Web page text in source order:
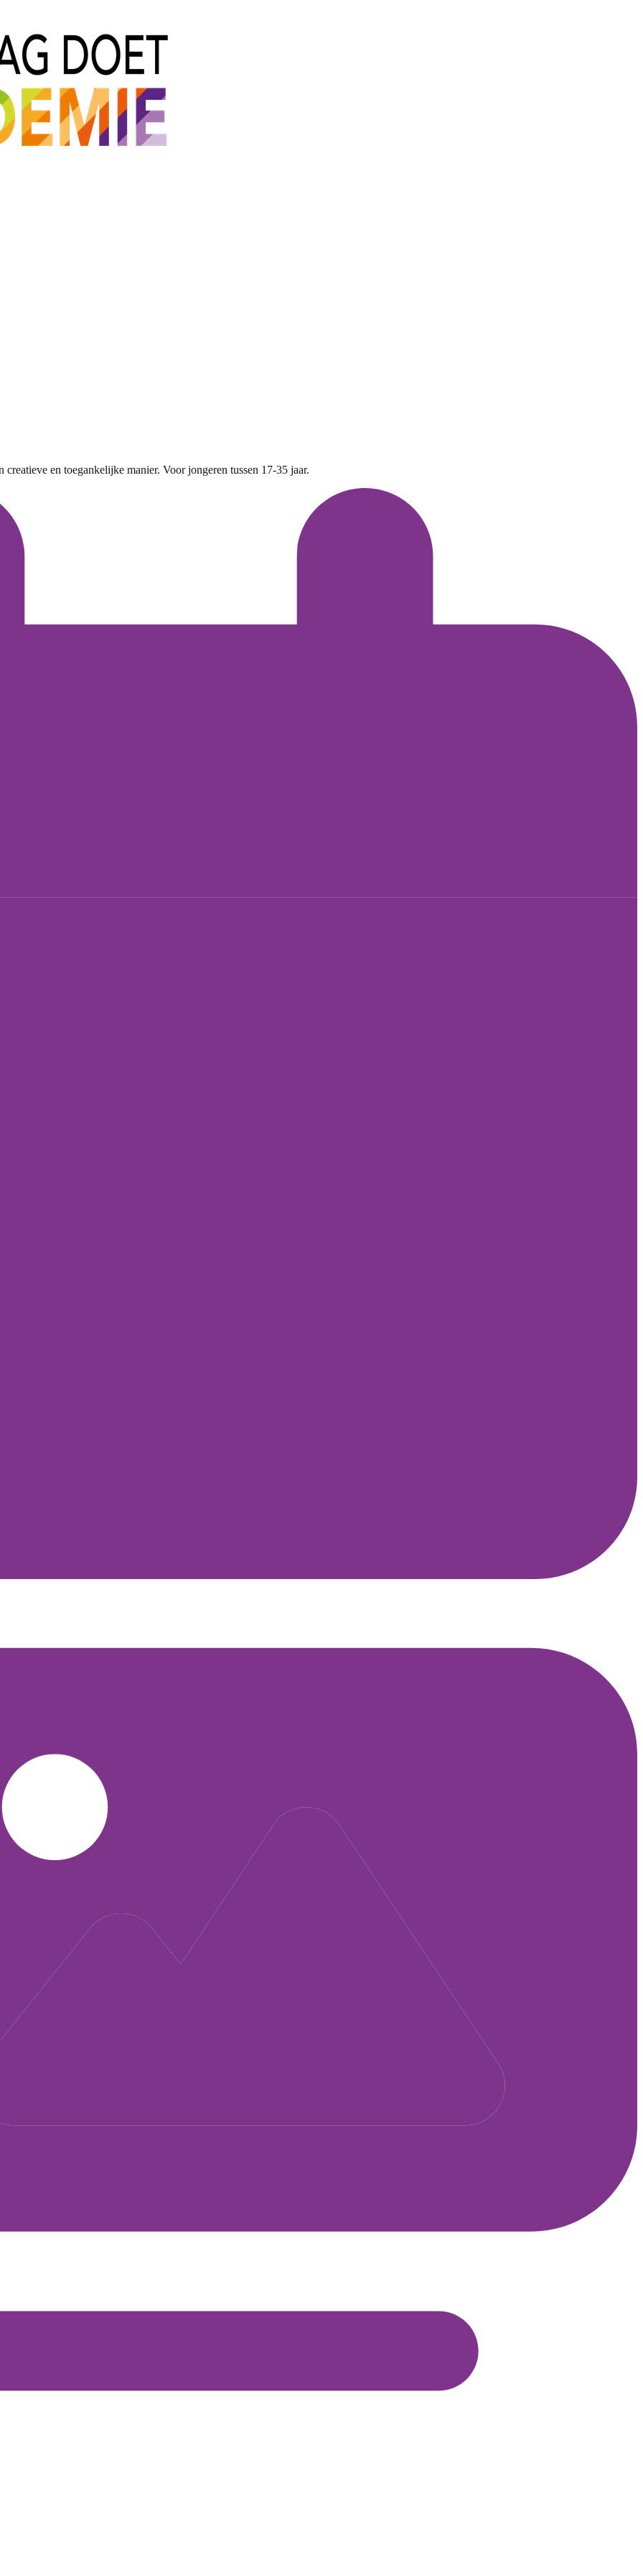
en toegankelijke manier. Voor jongeren tussen 17-35 jaar.